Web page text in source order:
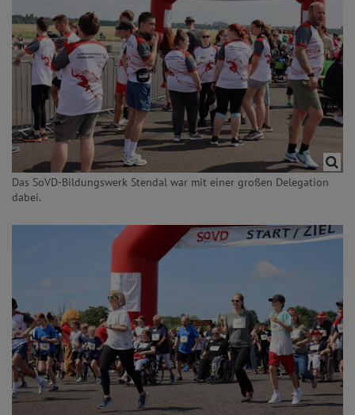
Das SoVD-Bildungswerk Stendal war mit einer großen Delegation
dabei.